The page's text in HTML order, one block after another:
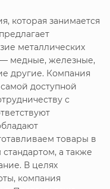
которая занимается
металлических
медные, железные,
другие. Компания
доступной
с
товары в
а также
В целях
компания